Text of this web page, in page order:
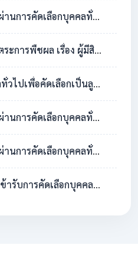
งเป็นลูกจ้างชั่วคราว ตำแหน่ง แม่บ้าน/นักการภารโรง
คลทั่วไปเพื่อจ้างเป็นลูกจ้างชั่วคราว ตำแหน่งแม่บ้าน / นักการภารโรง
างชั่วคราว ตำแหน่งแม่บ้าน / นักการภารโรง
ลูกจ้างชั่วคราว ตำแหน่งครูอัตราจ้าง วิชาเอกภาษาอังกฤษ
งเป็นลูกจ้างชั่วคราว ตำแหน่ง แม่บ้าน/นักการภารโรง
นลูกจ้างชั่วคราว ตำแหน่งครูอัตราจ้าง วิชาเอกภาษาอังกฤษ